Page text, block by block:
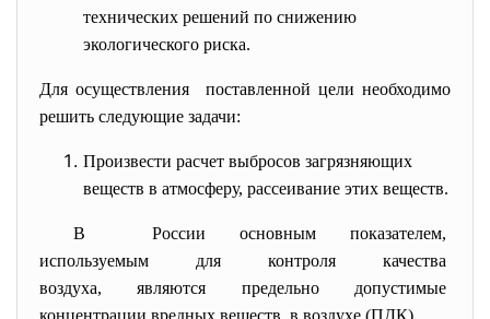
технических решений по снижению
экологического риска.
Для осуществления поставленной цели необходимо
решить следующие задачи:
Произвести расчет выбросов загрязняющих
веществ в атмосферу, рассеивание этих веществ.
В России основным показателем,
используемым для контроля качества
воздуха, являются предельно допустимые
концентрации вредных веществ в воздухе (ПДК).